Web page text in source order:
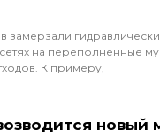
на переполненные
К примеру,
новый